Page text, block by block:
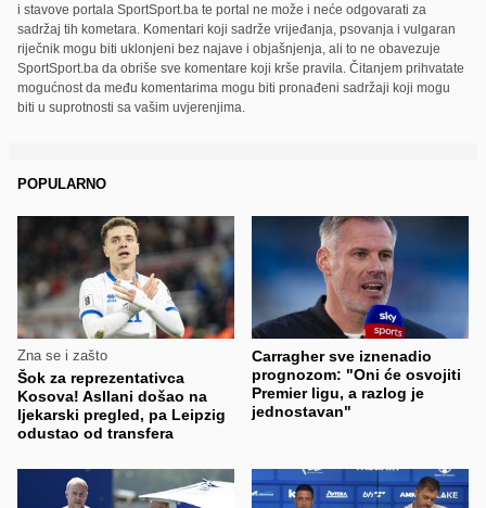
i stavove portala SportSport.ba te portal ne može i neće odgovarati za
sadržaj tih kometara. Komentari koji sadrže vrijeđanja, psovanja i vulgaran
riječnik mogu biti uklonjeni bez najave i objašnjenja, ali to ne obavezuje
SportSport.ba da obriše sve komentare koji krše pravila. Čitanjem prihvatate
mogućnost da među komentarima mogu biti pronađeni sadržaji koji mogu
biti u suprotnosti sa vašim uvjerenjima.
POPULARNO
Zna se i zašto
Šok za reprezentativca
Kosova! Asllani došao na
ljekarski pregled, pa Leipzig
odustao od transfera
Carragher sve iznenadio
prognozom: "Oni će osvojiti
Premier ligu, a razlog je
jednostavan"